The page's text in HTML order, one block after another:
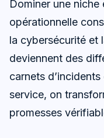
Dominer une niche
opérationnelle
la cybersécurité et
deviennent des
carnets
service, on
promesses